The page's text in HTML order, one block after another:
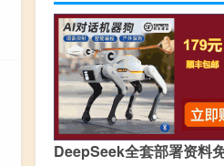
DeepSeek全套部署资料